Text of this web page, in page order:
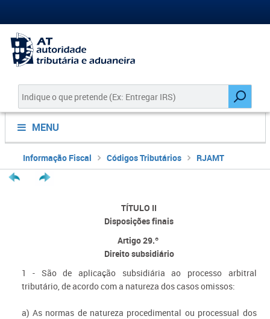
MENU
Informação Fiscal Códigos Tributários RJAMT
TÍTULO II
Disposições finais
Artigo 29.º
Direito subsidiário
1 - São de aplicação subsidiária ao processo arbitral
tributário, de acordo com a natureza dos casos omissos:
a) As normas de natureza procedimental ou processual dos